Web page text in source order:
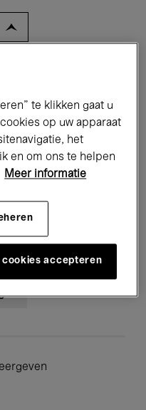
& Debatten
Global Music
te klikken gaat u
op uw apparaat
het
en om ons te helpen
Meer informatie
cookies accepteren